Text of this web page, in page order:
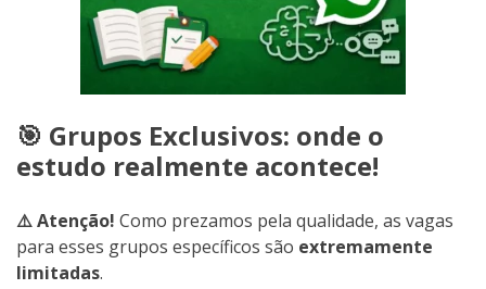
🎯 Grupos Exclusivos: onde o
estudo realmente acontece!
⚠️ Atenção! Como prezamos pela qualidade, as vagas
para esses grupos específicos são extremamente
limitadas.